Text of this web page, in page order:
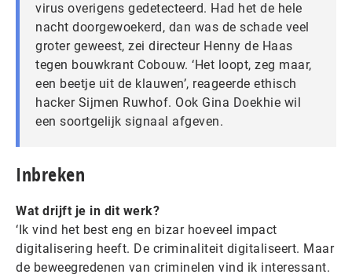
virus overigens gedetecteerd. Had het de hele
nacht doorgewoekerd, dan was de schade veel
groter geweest, zei directeur Henny de Haas
tegen bouwkrant Cobouw. ‘Het loopt, zeg maar,
een beetje uit de klauwen’, reageerde ethisch
hacker Sijmen Ruwhof. Ook Gina Doekhie wil
een soortgelijk signaal afgeven.
Inbreken
Wat drijft je in dit werk?
‘Ik vind het best eng en bizar hoeveel impact
digitalisering heeft. De criminaliteit digitaliseert. Maar
de beweegredenen van criminelen vind ik interessant.